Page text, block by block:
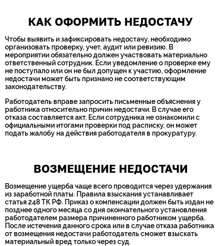
КАК ОФОРМИТЬ НЕДОСТАЧУ
Чтобы выявить и зафиксировать недостачу, необходимо
организовать проверку, учет, аудит или ревизию. В
мероприятии обязательно должен участвовать материально
ответственный сотрудник. Если уведомление о проверке ему
не поступало или он не был допущен к участию, оформление
недостачи может быть признано не соответствующим
законодательству.
Работодатель вправе запросить письменные объяснения у
работника относительно причин недостачи. В случае его
отказа составляется акт. Если сотрудника не ознакомили с
официальными итогами проверки под расписку, он может
подать жалобу на действия работодателя в прокуратуру.
ВОЗМЕЩЕНИЕ НЕДОСТАЧИ
Возмещение ущерба чаще всего проводится через удержания
из заработной платы. Правила взыскания устанавливает
статья 248 ТК РФ. Приказ о компенсации должен быть издан не
позднее одного месяца со дня окончательного установления
работодателем размера причиненного работником ущерба.
После истечения данного срока или в случае отказа работника
от возмещения недостачи работодатель сможет взыскать
материальный вред только через суд.